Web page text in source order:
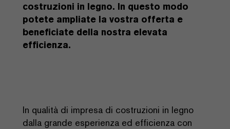
costruzioni in legno. In questo modo
potete ampliate la vostra offerta e
beneficiate della nostra elevata
efficienza.
In qualità di impresa di costruzioni in legno
dalla grande esperienza ed efficienza con